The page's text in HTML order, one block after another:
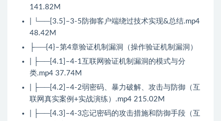
141.82M
| └──[3.5]–3-5防御客户端绕过技术实现&总结.mp4
48.42M
├──{4}–第4章验证机制漏洞（操作验证机制漏洞）
| ├──[4.1]–4-1互联网验证机制漏洞的模式与分
类.mp4 37.74M
| ├──[4.2]–4-2弱密码、暴力破解、攻击与防御（互
联网真实案例+实战演练）.mp4 215.02M
| ├──[4.3]–4-3忘记密码的攻击措施和防御手段（互